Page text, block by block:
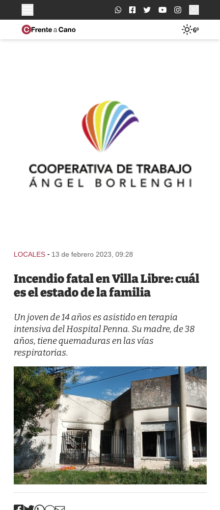
Buscar:
6º
LOCALES - 13 de febrero 2023, 09:28
Incendio fatal en Villa Libre: cuál
es el estado de la familia
Un joven de 14 años es asistido en terapia
intensiva del Hospital Penna. Su madre, de 38
años, tiene quemaduras en las vías
respiratorias.